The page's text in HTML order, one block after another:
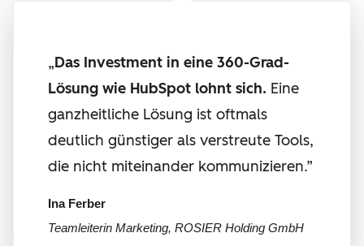
„Das Investment in eine 360-Grad-
Lösung wie HubSpot lohnt sich. Eine
ganzheitliche Lösung ist oftmals
deutlich günstiger als verstreute Tools,
die nicht miteinander kommunizieren.”
Ina Ferber
Teamleiterin Marketing, ROSIER Holding GmbH